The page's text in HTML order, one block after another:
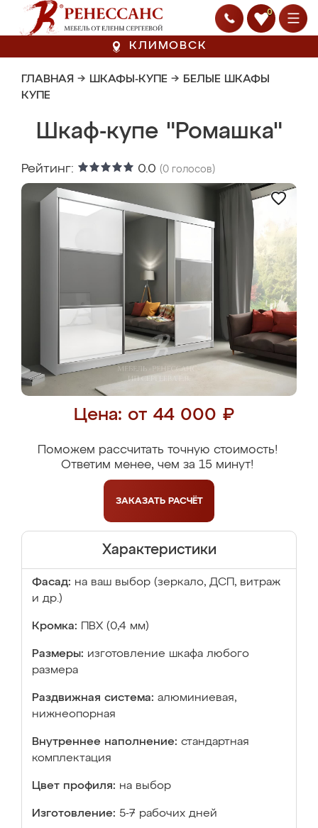
0
КЛИМОВСК
ГЛАВНАЯ → ШКАФЫ-КУПЕ → БЕЛЫЕ ШКАФЫ
КУПЕ
Шкаф-купе "Ромашка"
Рейтинг: 0.0 (0 голосов)
Цена: от 44 000 ₽
Поможем рассчитать точную стоимость!
Ответим менее, чем за 15 минут!
ЗАКАЗАТЬ РАСЧЁТ
Характеристики
Фасад: на ваш выбор (зеркало, ДСП, витраж
и др.)
Кромка: ПВХ (0,4 мм)
Размеры: изготовление шкафа любого
размера
Раздвижная система: алюминиевая,
нижнеопорная
Внутреннее наполнение: стандартная
комплектация
Цвет профиля: на выбор
Изготовление: 5-7 рабочих дней